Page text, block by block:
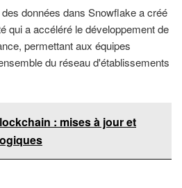
données dans Snowflake a créé
qui a accéléré le développement de
permettant aux équipes
du réseau d'établissements
: mises à jour et